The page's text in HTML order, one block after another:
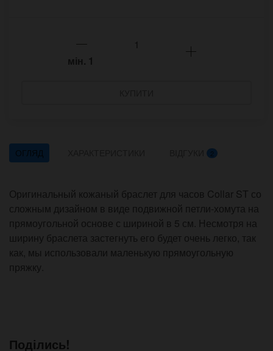
мін. 1
ОГЛЯД 2
Оригинальный кожаный браслет для часов Collar ST со
сложным дизайном в виде подвижной петли-хомута на
прямоугольной основе с шириной в 5 см. Несмотря на
ширину браслета застегнуть его будет очень легко, так
как, мы использовали маленькую прямоугольную
пряжку.
Поділись!